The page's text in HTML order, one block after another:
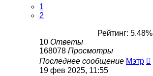
1
2
Рейтинг: 5.48%
10 Ответы
168078 Просмотры
Последнее сообщение Мэтр
19 фев 2025, 11:55